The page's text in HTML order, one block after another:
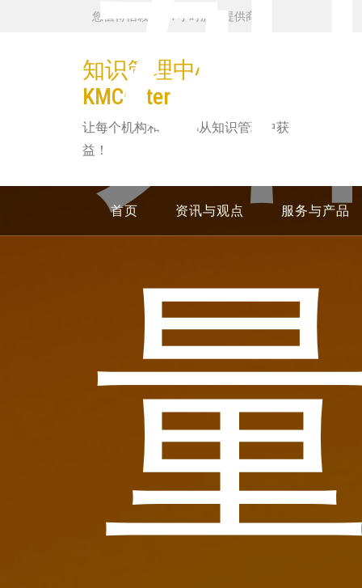
您值得信赖的 24 小时服务提供商
知识管理中心
KMCenter
让每个机构和个人都从知识管理中获
益！
首页 资讯与观点 服务与产品